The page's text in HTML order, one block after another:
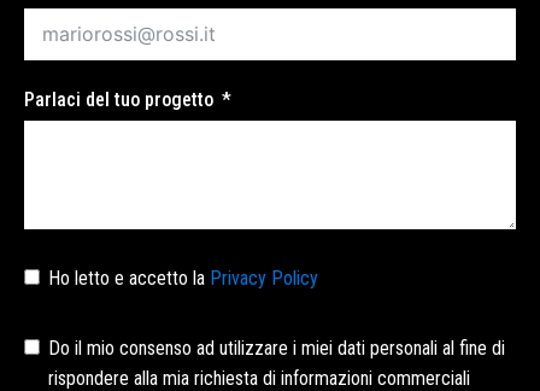
Parlaci del tuo progetto
Ho letto e accetto la Privacy Policy
Do il mio consenso ad utilizzare i miei dati personali al fine di
rispondere alla mia richiesta di informazioni commerciali